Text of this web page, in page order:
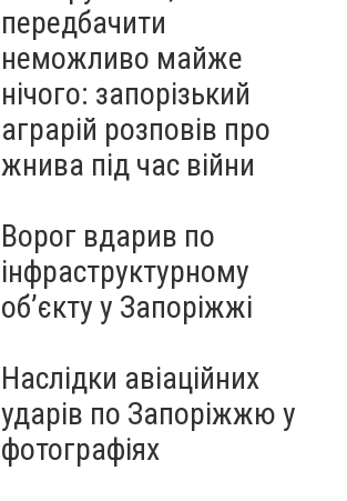
передбачити
неможливо майже
нічого: запорізький
аграрій розповів про
жнива під час війни
Ворог вдарив по
інфраструктурному
обʼєкту у Запоріжжі
Наслідки авіаційних
ударів по Запоріжжю у
фотографіях